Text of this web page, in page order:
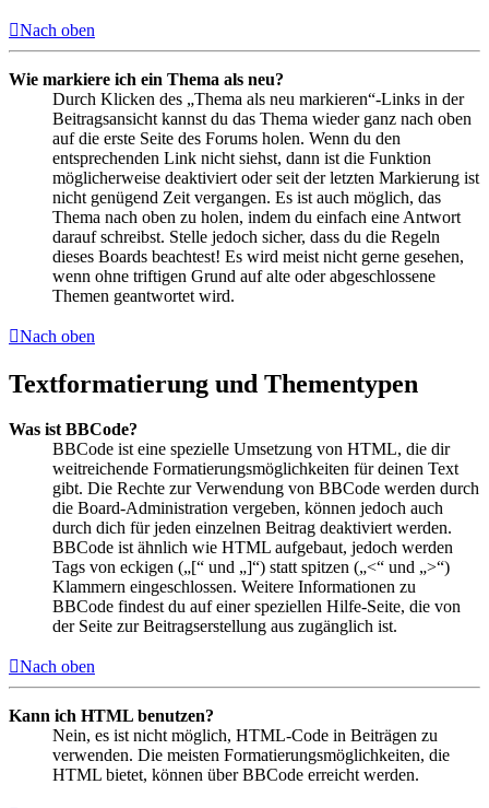
Nach oben
Wie markiere ich ein Thema als neu?
Durch Klicken des „Thema als neu markieren“-Links in der
Beitragsansicht kannst du das Thema wieder ganz nach oben
auf die erste Seite des Forums holen. Wenn du den
entsprechenden Link nicht siehst, dann ist die Funktion
möglicherweise deaktiviert oder seit der letzten Markierung ist
nicht genügend Zeit vergangen. Es ist auch möglich, das
Thema nach oben zu holen, indem du einfach eine Antwort
darauf schreibst. Stelle jedoch sicher, dass du die Regeln
dieses Boards beachtest! Es wird meist nicht gerne gesehen,
wenn ohne triftigen Grund auf alte oder abgeschlossene
Themen geantwortet wird.
Nach oben
Textformatierung und Thementypen
Was ist BBCode?
BBCode ist eine spezielle Umsetzung von HTML, die dir
weitreichende Formatierungsmöglichkeiten für deinen Text
gibt. Die Rechte zur Verwendung von BBCode werden durch
die Board-Administration vergeben, können jedoch auch
durch dich für jeden einzelnen Beitrag deaktiviert werden.
BBCode ist ähnlich wie HTML aufgebaut, jedoch werden
Tags von eckigen („[“ und „]“) statt spitzen („<“ und „>“)
Klammern eingeschlossen. Weitere Informationen zu
BBCode findest du auf einer speziellen Hilfe-Seite, die von
der Seite zur Beitragserstellung aus zugänglich ist.
Nach oben
Kann ich HTML benutzen?
Nein, es ist nicht möglich, HTML-Code in Beiträgen zu
verwenden. Die meisten Formatierungsmöglichkeiten, die
HTML bietet, können über BBCode erreicht werden.